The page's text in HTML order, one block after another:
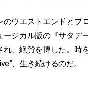
ウエストエンドとブ
ージカル版の『サタデ
れ、絶賛を博した。時
、生き続けるのだ。